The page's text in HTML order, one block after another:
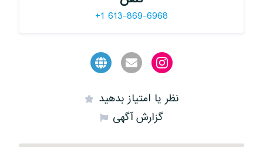
+1 613-869-6968
نظر یا امتیاز بدهید
گزارش آگهی